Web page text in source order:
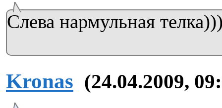
Слева нармульная
Kronas (24.04.2009,